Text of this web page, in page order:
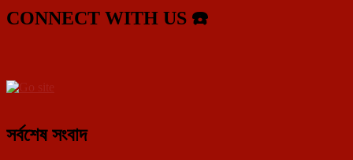
CONNECT WITH US ☎️
সর্বশেষ সংবাদ